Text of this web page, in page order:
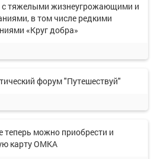
тяжелыми жизнеугрожающими и
в том числе редкими
«Круг добра»
форум "Путешествуй"
можно приобрести и
карту ОМКА